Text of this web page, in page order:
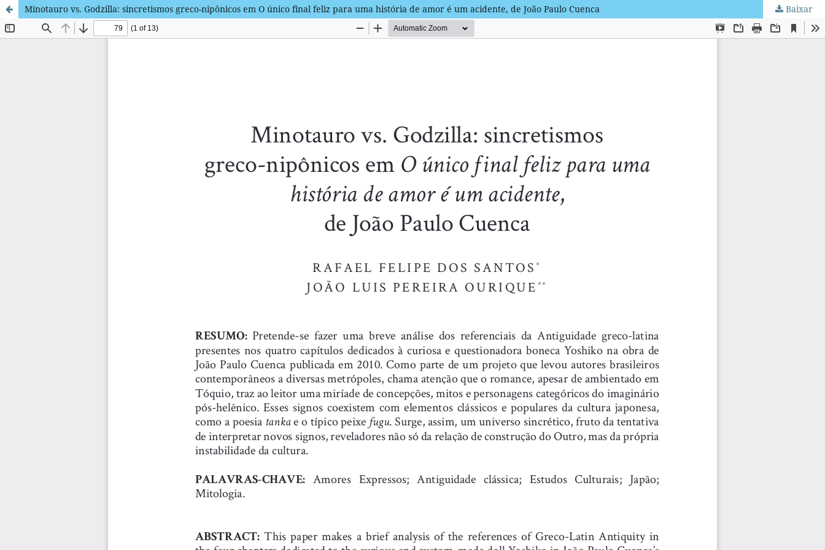
Minotauro vs. Godzilla: sincretismos greco-nipônicos em O único final feliz para uma história de amor é um acidente, de João Paulo Cuenca Baixar